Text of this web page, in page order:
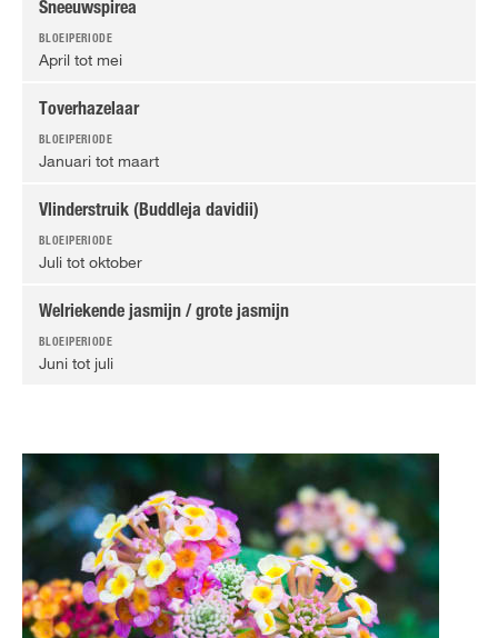
Sneeuwspirea
April tot mei
Toverhazelaar
Januari tot maart
Vlinderstruik (Buddleja davidii)
Juli tot oktober
Welriekende jasmijn / grote jasmijn
Juni tot juli